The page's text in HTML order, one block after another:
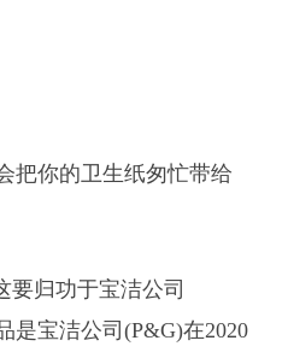
把你的卫生纸匆忙带给
归功于宝洁公司
是宝洁公司(P&G)在2020